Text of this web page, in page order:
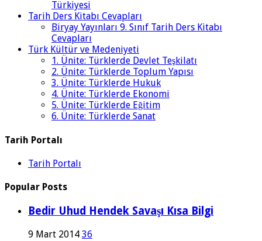
Türkiyesi
Tarih Ders Kitabı Cevapları
Biryay Yayınları 9. Sınıf Tarih Ders Kitabı
Cevapları
Türk Kültür ve Medeniyeti
1. Ünite: Türklerde Devlet Teşkilatı
2. Ünite: Türklerde Toplum Yapısı
3. Ünite: Türklerde Hukuk
4. Ünite: Türklerde Ekonomi
5. Ünite: Türklerde Eğitim
6. Ünite: Türklerde Sanat
Tarih Portalı
Tarih Portalı
Popular Posts
Bedir Uhud Hendek Savaşı Kısa Bilgi
9 Mart 2014 36